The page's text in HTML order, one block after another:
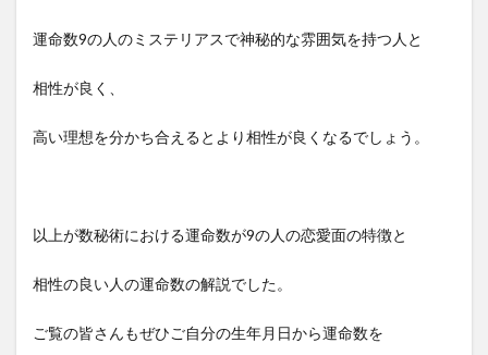
運命数9の人のミステリアスで神秘的な雰囲気を持つ人と
相性が良く、
高い理想を分かち合えるとより相性が良くなるでしょう。
以上が数秘術における運命数が9の人の恋愛面の特徴と
相性の良い人の運命数の解説でした。
ご覧の皆さんもぜひご自分の生年月日から運命数を